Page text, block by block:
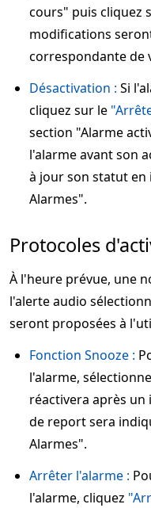
cours" puis cliquez
modifications
correspondante de
Désactivation : Si
cliquez sur le
section "Alarme
l'alarme avant son
à jour son statut en
Alarmes".
Protocoles
À l'heure prévue, une
l'alerte audio
seront proposées à
Fonction Snooze :
l'alarme,
réactivera après un
de report sera
Alarmes".
Arrêter l'alarme :
l'alarme, cliquez